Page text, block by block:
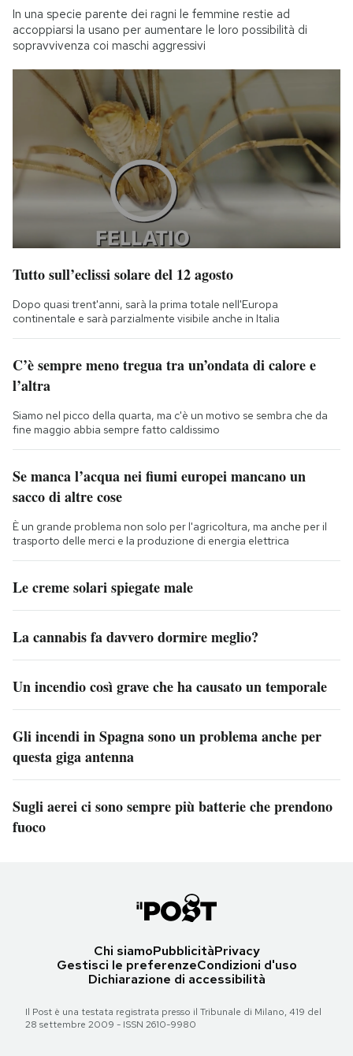
In una specie parente dei ragni le femmine restie ad
accoppiarsi la usano per aumentare le loro possibilità di
sopravvivenza coi maschi aggressivi
Tutto sull’eclissi solare del 12 agosto
Dopo quasi trent'anni, sarà la prima totale nell'Europa
continentale e sarà parzialmente visibile anche in Italia
C’è sempre meno tregua tra un’ondata di calore e
l’altra
Siamo nel picco della quarta, ma c'è un motivo se sembra che da
fine maggio abbia sempre fatto caldissimo
Se manca l’acqua nei fiumi europei mancano un
sacco di altre cose
È un grande problema non solo per l'agricoltura, ma anche per il
trasporto delle merci e la produzione di energia elettrica
Le creme solari spiegate male
La cannabis fa davvero dormire meglio?
Un incendio così grave che ha causato un temporale
Gli incendi in Spagna sono un problema anche per
questa giga antenna
Sugli aerei ci sono sempre più batterie che prendono
fuoco
Chi siamoPubblicitàPrivacy
Gestisci le preferenzeCondizioni d'uso
Dichiarazione di accessibilità
Il Post è una testata registrata presso il Tribunale di Milano, 419 del
28 settembre 2009 - ISSN 2610-9980